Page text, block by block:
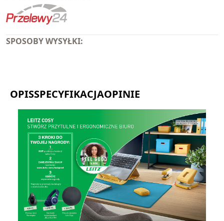
SPOSOBY WYSYŁKI:
OPISSPECYFIKACJAOPINIE